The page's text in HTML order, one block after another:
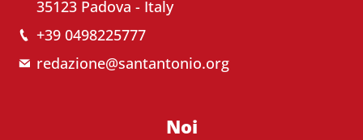
35123 Padova - Italy
+39 0498225777
redazione@santantonio.org
Noi